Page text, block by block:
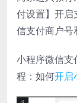
付设置】开启
信支付商户号
小程序微信支
程：如何开启